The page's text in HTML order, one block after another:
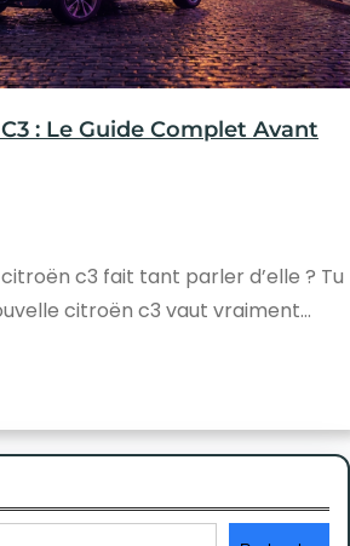
: Le Guide Complet Avant
c3 fait tant parler d’elle ? Tu
citroën c3 vaut vraiment…